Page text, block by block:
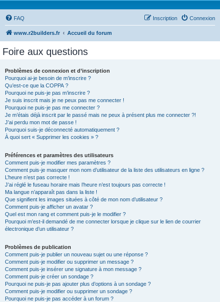
FAQ Connexion
Inscription
www.r2builders.fr Accueil du forum
Foire aux questions
Problèmes de connexion et d’inscription
Pourquoi ai-je besoin de m’inscrire ?
Qu’est-ce que la COPPA ?
Pourquoi ne puis-je pas m’inscrire ?
Je suis inscrit mais je ne peux pas me connecter !
Pourquoi ne puis-je pas me connecter ?
Je m’étais déjà inscrit par le passé mais ne peux à présent plus me connecter ?!
J’ai perdu mon mot de passe !
Pourquoi suis-je déconnecté automatiquement ?
À quoi sert « Supprimer les cookies » ?
Préférences et paramètres des utilisateurs
Comment puis-je modifier mes paramètres ?
Comment puis-je masquer mon nom d’utilisateur de la liste des utilisateurs en ligne ?
L’heure n’est pas correcte !
J’ai réglé le fuseau horaire mais l’heure n’est toujours pas correcte !
Ma langue n’apparaît pas dans la liste !
Que signifient les images situées à côté de mon nom d’utilisateur ?
Comment puis-je afficher un avatar ?
Quel est mon rang et comment puis-je le modifier ?
Pourquoi m’est-il demandé de me connecter lorsque je clique sur le lien de courrier
électronique d’un utilisateur ?
Problèmes de publication
Comment puis-je publier un nouveau sujet ou une réponse ?
Comment puis-je modifier ou supprimer un message ?
Comment puis-je insérer une signature à mon message ?
Comment puis-je créer un sondage ?
Pourquoi ne puis-je pas ajouter plus d’options à un sondage ?
Comment puis-je modifier ou supprimer un sondage ?
Pourquoi ne puis-je pas accéder à un forum ?